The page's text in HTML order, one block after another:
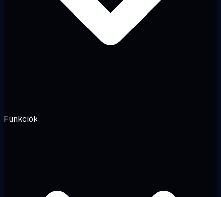
Funkciók